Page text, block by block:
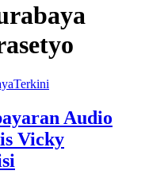
Terkini
Audio
Vicky